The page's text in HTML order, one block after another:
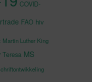
COVID-
FAO hiv
Martin Luther King
Teresa MS